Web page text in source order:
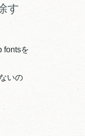
す
fontsを
いの